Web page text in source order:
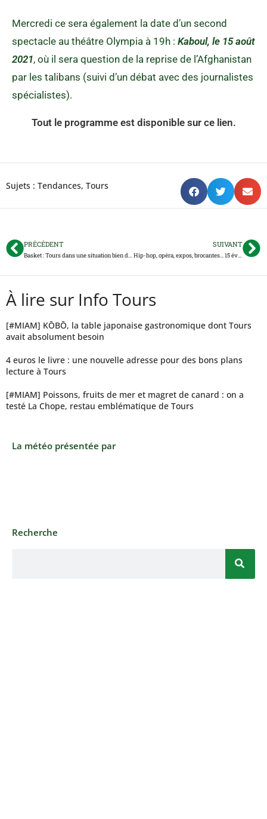
Mercredi ce sera également la date d’un second
spectacle au théâtre Olympia à 19h : Kaboul, le 15 août
2021, où il sera question de la reprise de l’Afghanistan
par les talibans (suivi d’un débat avec des journalistes
spécialistes).
Tout le programme est disponible sur ce lien.
Sujets : Tendances, Tours
PRÉCÉDENT
Basket : Tours dans une situation bien délicate à 2 matchs de la fin de saison
SUIVANT
Hip-hop, opéra, expos, brocantes… 15 événements pour votre week-end tourangeau
À lire sur Info Tours
[#MIAM] KŌBŌ, la table japonaise gastronomique dont Tours
avait absolument besoin
4 euros le livre : une nouvelle adresse pour des bons plans
lecture à Tours
[#MIAM] Poissons, fruits de mer et magret de canard : on a
testé La Chope, restau emblématique de Tours
La météo présentée par
Recherche